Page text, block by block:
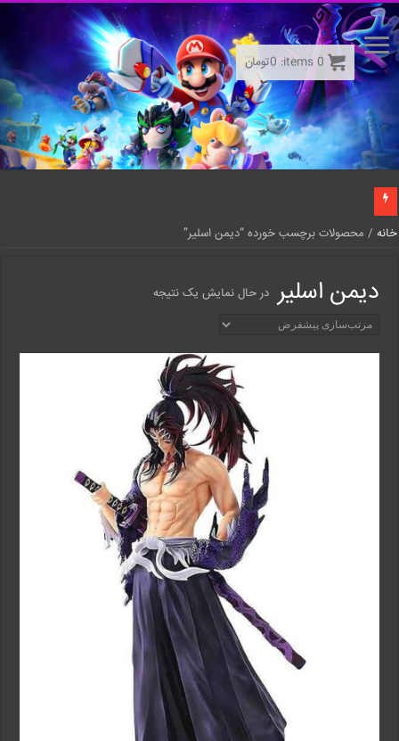
خانه / محصولات برچسب خورده “دیمن اسلیر”
دیمن اسلیر در حال نمایش یک نتیجه
0
items:
0تومان